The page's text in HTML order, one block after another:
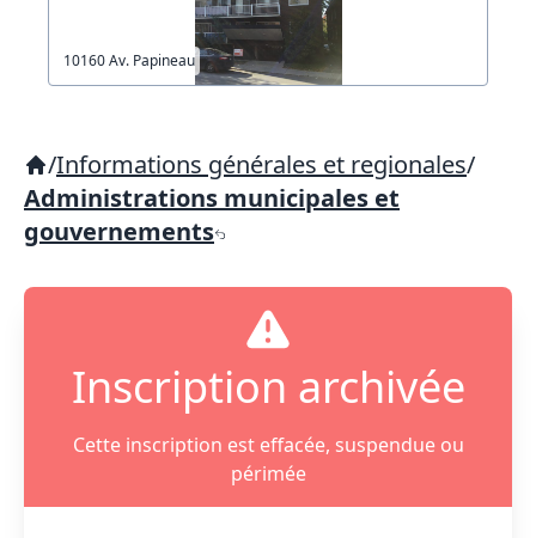
10160 Av. Papineau
/Informations générales et regionales/
Administrations municipales et
gouvernements
Inscription archivée
Cette inscription est effacée, suspendue ou
périmée